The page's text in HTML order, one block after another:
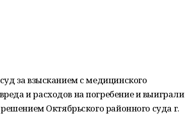
за взысканием с медицинского
и расходов на погребение и выиграли
Октябрьского районного суда г.